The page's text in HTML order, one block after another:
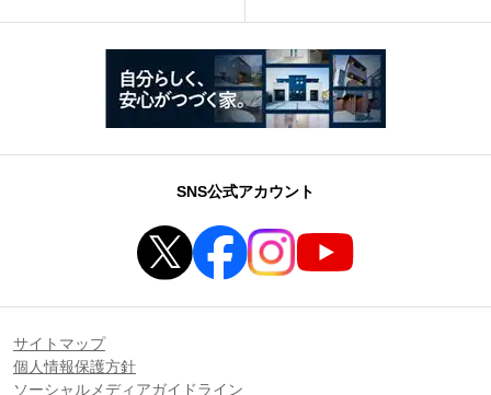
SNS公式アカウント
サイトマップ
個人情報保護方針
ソーシャルメディアガイドライン